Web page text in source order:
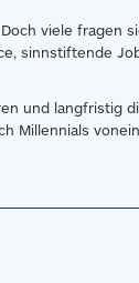
viele
sinnstiftende
und langfristig
Millennials